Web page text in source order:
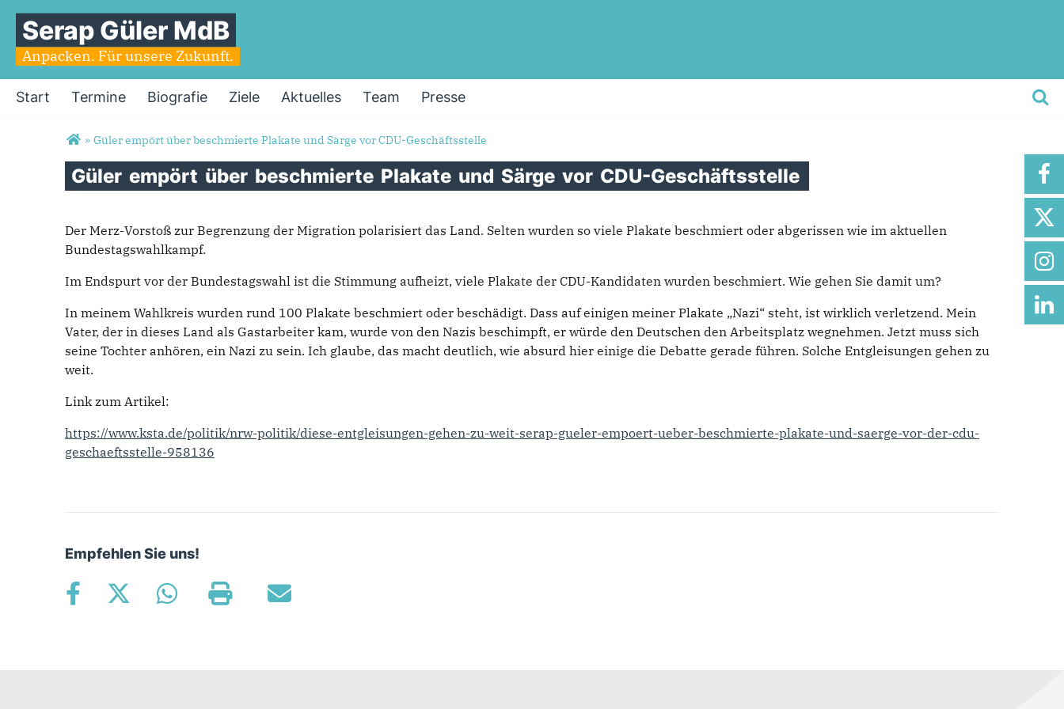
Serap Güler MdB
Anpacken. Für unsere Zukunft.
Start Termine Biografie Ziele Aktuelles Team Presse
Sie sind hier
» Güler empört über beschmierte Plakate und Särge vor CDU-Geschäftsstelle
Güler empört über beschmierte Plakate und Särge vor CDU-Geschäftsstelle
Der Merz-Vorstoß zur Begrenzung der Migration polarisiert das Land. Selten wurden so viele Plakate beschmiert oder abgerissen wie im aktuellen
Bundestagswahlkampf.
Im Endspurt vor der Bundestagswahl ist die Stimmung aufheizt, viele Plakate der CDU-Kandidaten wurden beschmiert. Wie gehen Sie damit um?
In meinem Wahlkreis wurden rund 100 Plakate beschmiert oder beschädigt. Dass auf einigen meiner Plakate „Nazi“ steht, ist wirklich verletzend. Mein
Vater, der in dieses Land als Gastarbeiter kam, wurde von den Nazis beschimpft, er würde den Deutschen den Arbeitsplatz wegnehmen. Jetzt muss sich
seine Tochter anhören, ein Nazi zu sein. Ich glaube, das macht deutlich, wie absurd hier einige die Debatte gerade führen. Solche Entgleisungen gehen zu
weit.
Link zum Artikel:
https://www.ksta.de/politik/nrw-politik/diese-entgleisungen-gehen-zu-weit-serap-gueler-empoert-ueber-beschmierte-plakate-und-saerge-vor-der-cdu-
geschaeftsstelle-958136
Empfehlen Sie uns!